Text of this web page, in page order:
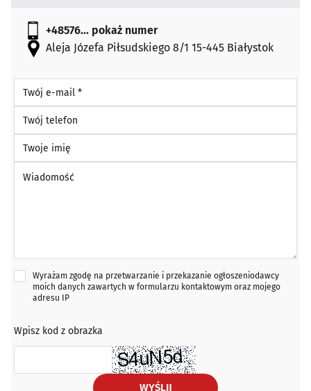
+48576... pokaż numer
Aleja Józefa Piłsudskiego 8/1 15-445 Białystok
Wyrażam zgodę na przetwarzanie i przekazanie ogłoszeniodawcy
moich danych zawartych w formularzu kontaktowym oraz mojego
adresu IP
Wpisz kod z obrazka
WYŚLIJ